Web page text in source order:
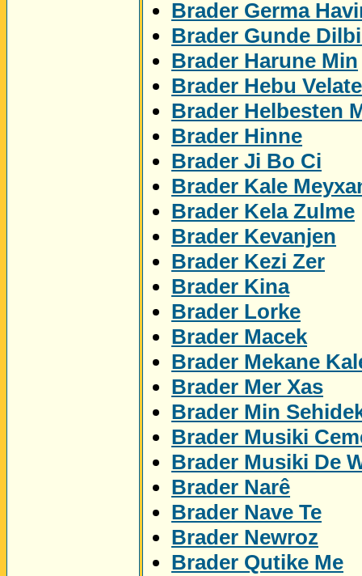
Brader Germa
Brader Gunde
Brader Harune Min
Brader Hebu
Brader Helbesten
Brader Hinne
Brader Ji Bo Ci
Brader Kale
Brader Kela Zulme
Brader Kevanjen
Brader Kezi Zer
Brader Kina
Brader Lorke
Brader Macek
Brader Mekane
Brader Mer Xas
Brader Min
Brader Musiki
Brader Musiki De
Brader Narê
Brader Nave Te
Brader Newroz
Brader Qutike Me